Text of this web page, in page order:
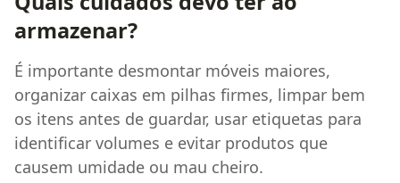
armazenar?
É importante desmontar móveis maiores,
organizar caixas em pilhas firmes, limpar bem
os itens antes de guardar, usar etiquetas para
identificar volumes e evitar produtos que
causem umidade ou mau cheiro.